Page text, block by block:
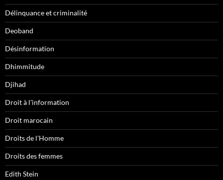
Délinquance et criminalité
Deoband
Désinformation
Dhimmitude
Djihad
Droit à l'information
Droit marocain
Droits de l'Homme
Droits des femmes
Edith Stein